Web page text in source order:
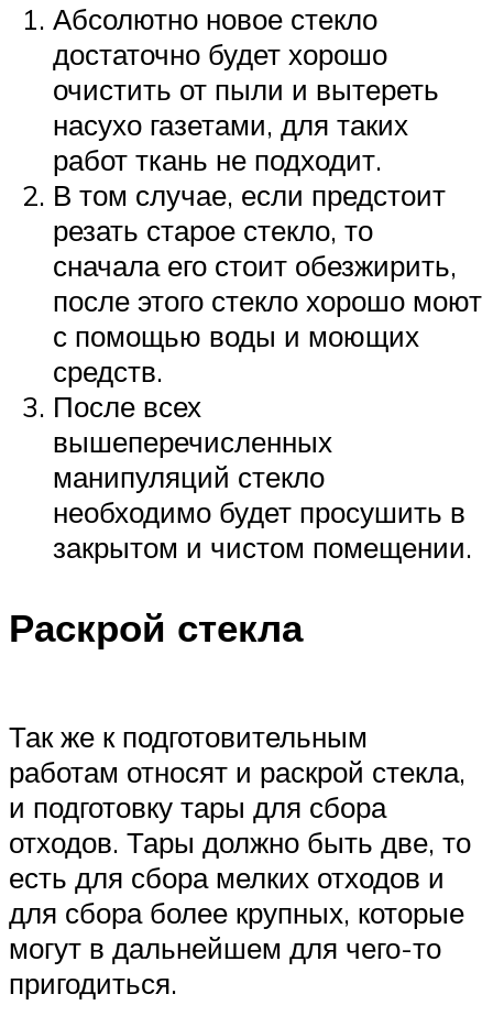
Абсолютно новое стекло
достаточно будет хорошо
очистить от пыли и вытереть
насухо газетами, для таких
работ ткань не подходит.
В том случае, если предстоит
резать старое стекло, то
сначала его стоит обезжирить,
после этого стекло хорошо моют
с помощью воды и моющих
средств.
После всех
вышеперечисленных
манипуляций стекло
необходимо будет просушить в
закрытом и чистом помещении.
Раскрой стекла
Так же к подготовительным
работам относят и раскрой стекла,
и подготовку тары для сбора
отходов. Тары должно быть две, то
есть для сбора мелких отходов и
для сбора более крупных, которые
могут в дальнейшем для чего-то
пригодиться.